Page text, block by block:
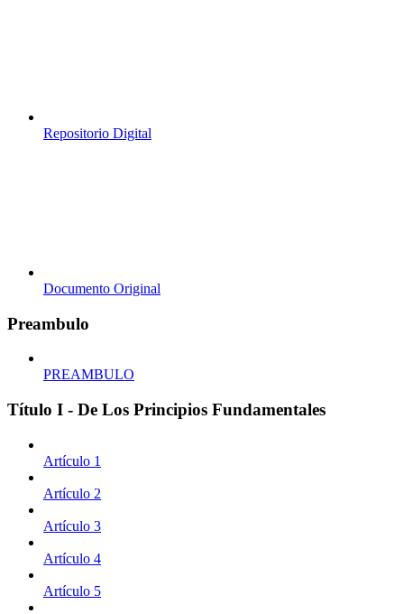
Repositorio Digital
Documento Original
Preambulo
PREAMBULO
Título I - De Los Principios Fundamentales
Artículo 1
Artículo 2
Artículo 3
Artículo 4
Artículo 5